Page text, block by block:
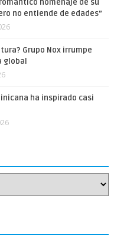
homenaje de su
no entiende de edades”
Grupo Nox irrumpe
ha inspirado casi